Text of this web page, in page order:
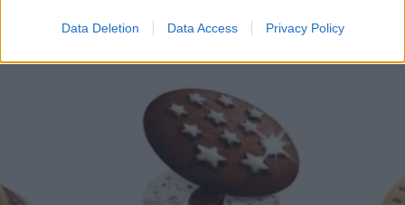
Data Deletion Data Access Privacy Policy
E voi di quale team siete: poke o pizza?